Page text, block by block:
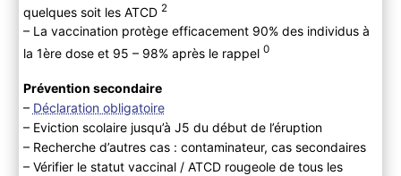
quelques soit les ATCD 2
– La vaccination protège efficacement 90% des individus à
la 1ère dose et 95 – 98% après le rappel 0
Prévention secondaire
– Déclaration obligatoire
– Eviction scolaire jusqu’à J5 du début de l’éruption
– Recherche d’autres cas : contaminateur, cas secondaires
– Vérifier le statut vaccinal / ATCD rougeole de tous les